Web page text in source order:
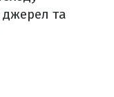
джерел та